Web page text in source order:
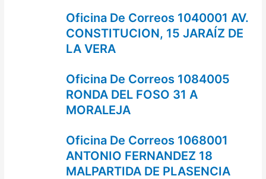
Oficina De Correos 1040001 AV.
CONSTITUCION, 15 JARAÍZ DE
LA VERA
Oficina De Correos 1084005
RONDA DEL FOSO 31 A
MORALEJA
Oficina De Correos 1068001
ANTONIO FERNANDEZ 18
MALPARTIDA DE PLASENCIA